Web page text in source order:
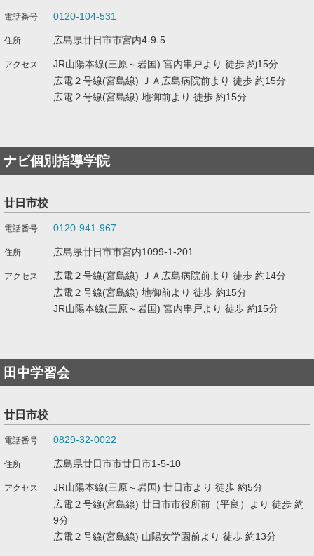
0120-104-531
広島県廿日市市宮内4-9-5
JR山陽本線(三原～岩国) 宮内串戸より 徒歩 約15分
広電２号線(宮島線) ＪＡ広島病院前より 徒歩 約15分
広電２号線(宮島線) 地御前より 徒歩 約15分
ナビ個別指導学院
廿日市校
0120-941-967
広島県廿日市市宮内1099-1-201
広電２号線(宮島線) ＪＡ広島病院前より 徒歩 約14分
広電２号線(宮島線) 地御前より 徒歩 約15分
JR山陽本線(三原～岩国) 宮内串戸より 徒歩 約15分
田中学習会
廿日市校
0829-32-0022
広島県廿日市市廿日市1-5-10
JR山陽本線(三原～岩国) 廿日市より 徒歩 約5分
広電２号線(宮島線) 廿日市市役所前（平良）より 徒歩 約
9分
広電２号線(宮島線) 山陽女学園前より 徒歩 約13分